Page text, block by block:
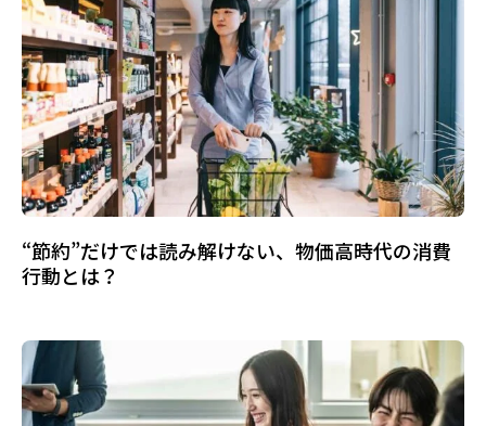
“節約”だけでは読み解けない、物価高時代の消費
行動とは？